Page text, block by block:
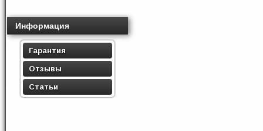
Информация
Гарантия
Отзывы
Статьи